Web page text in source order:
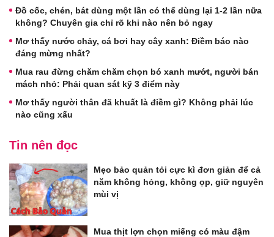
Đồ cốc, chén, bát dùng một lần có thể dùng lại 1-2 lần nữa
không? Chuyên gia chỉ rõ khi nào nên bỏ ngay
Mơ thấy nước chảy, cá bơi hay cây xanh: Điềm báo nào
đáng mừng nhất?
Mua rau đừng chăm chăm chọn bó xanh mướt, người bán
mách nhỏ: Phải quan sát kỹ 3 điểm này
Mơ thấy người thân đã khuất là điềm gì? Không phải lúc
nào cũng xấu
Tin nên đọc
Mẹo bảo quản tỏi cực kì đơn giản để cả
năm không hỏng, không ọp, giữ nguyên
mùi vị
Mua thịt lợn chọn miếng có màu đậm